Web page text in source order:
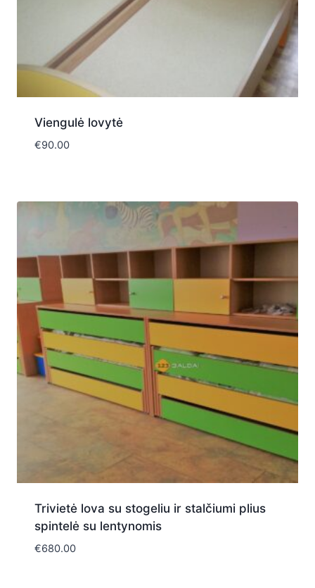
Viengulė lovytė
€90.00
Trivietė lova su stogeliu ir stalčiumi plius
spintelė su lentynomis
€680.00